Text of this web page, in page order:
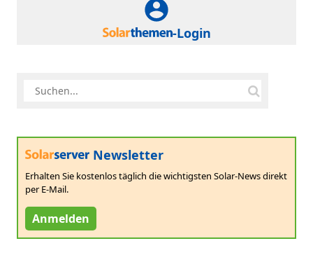
-Login
Newsletter
Erhalten Sie kostenlos täglich die wichtigsten Solar-News direkt
per E-Mail.
Anmelden